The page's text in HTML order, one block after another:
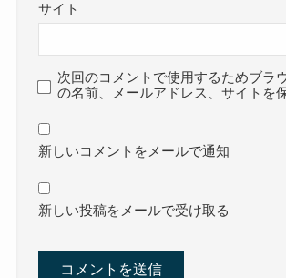
サイト
次回のコメントで使用するためブラ
の名前、メールアドレス、サイトを
新しいコメントをメールで通知
新しい投稿をメールで受け取る